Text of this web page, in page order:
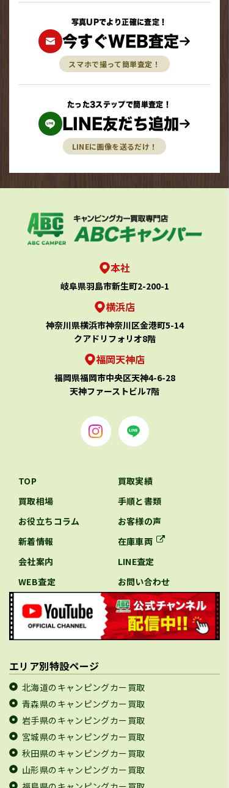
写真UPでより正確に査定！
今すぐWEB査定
スマホで撮って簡単査定！
たった3ステップで簡単査定！
LINE友だち追加
LINEに画像を送るだけ！
本社
岐阜県羽島市新生町2-200-1
横浜店
神奈川県横浜市神奈川区金港町5-14
クアドリフォリオ8階
福岡天神店
福岡県福岡市中央区天神4-6-28
天神ファーストビル7階
TOP
買取実績
買取相場
手順と書類
お役立ちコラム
お客様の声
新着情報
在庫車両
会社案内
LINE査定
WEB査定
お問い合わせ
エリア別特設ページ
北海道のキャンピングカー買取
青森県のキャンピングカー買取
岩手県のキャンピングカー買取
宮城県のキャンピングカー買取
秋田県のキャンピングカー買取
山形県のキャンピングカー買取